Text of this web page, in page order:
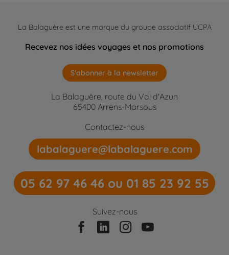
La Balaguère est une marque du groupe associatif UCPA
Recevez nos idées voyages et nos promotions
S'abonner à la newsletter
La Balaguère, route du Val d'Azun
65400 Arrens-Marsous
Contactez-nous
labalaguere@labalaguere.com
05 62 97 46 46 ou 01 85 23 92 55
Suivez-nous